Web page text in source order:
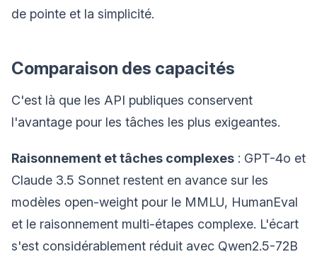
de pointe et la simplicité.
Comparaison des capacités
C'est là que les API publiques conservent
l'avantage pour les tâches les plus exigeantes.
Raisonnement et tâches complexes : GPT-4o et
Claude 3.5 Sonnet restent en avance sur les
modèles open-weight pour le MMLU, HumanEval
et le raisonnement multi-étapes complexe. L'écart
s'est considérablement réduit avec Qwen2.5-72B